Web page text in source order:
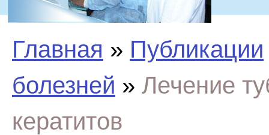
Главная » Публикации
болезней » Лечение
кератитов